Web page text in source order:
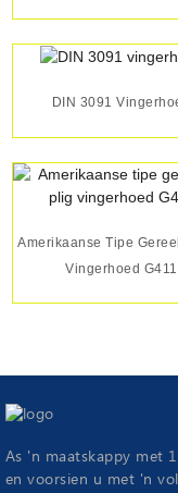
DIN 3091
Amerikaanse Tipe
Vingerhoed G411
As 'n maatskappy met
en voorsien u met 'n